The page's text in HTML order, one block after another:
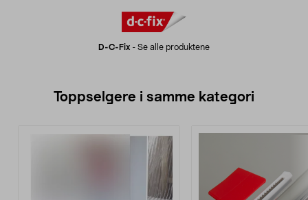
D-C-Fix - Se alle produktene
Toppselgere i samme kategori